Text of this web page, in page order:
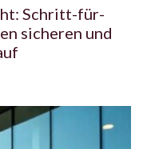
Schritt-für-
sicheren und